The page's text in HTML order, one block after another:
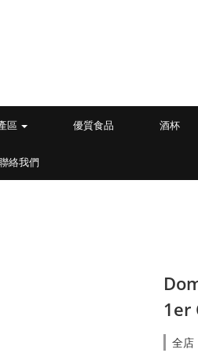
區 優質食品 酒杯
絡我們
1er
全店